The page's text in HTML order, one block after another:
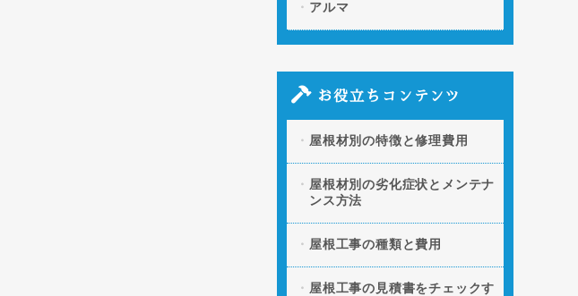
アルマ
お役立ちコンテンツ
屋根材別の特徴と修理費用
屋根材別の劣化症状とメンテナ
ンス方法
屋根工事の種類と費用
屋根工事の見積書をチェックす